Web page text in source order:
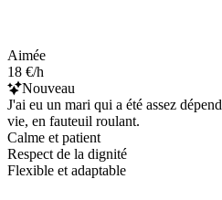
Aimée
18 €/h
Nouveau
J'ai eu un mari qui a été assez
vie, en fauteuil roulant.
Calme et patient
Respect de la dignité
Flexible et adaptable